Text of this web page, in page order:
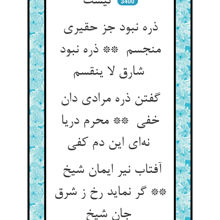
ذره نبود جز حقیری
منجسم ** ذره نبود
شارق لا ینقسم
گفتن ذره مرادی دان
خفی ** محرم دریا
نه‌ای این دم کفی
آفتاب نیر ایمان شیخ
** گر نماید رخ ز شرق
جان شیخ